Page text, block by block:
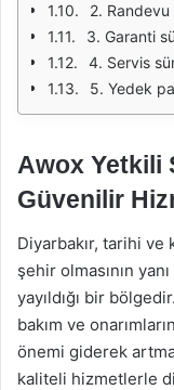
2. Randevu
3. Garanti süresi
4. Servis
5. Yedek
Awox Yetkili
Güvenilir
Diyarbakır, tarihi
şehir olmasının
yayıldığı bir
bakım ve
önemi giderek
kaliteli hizmetlerle